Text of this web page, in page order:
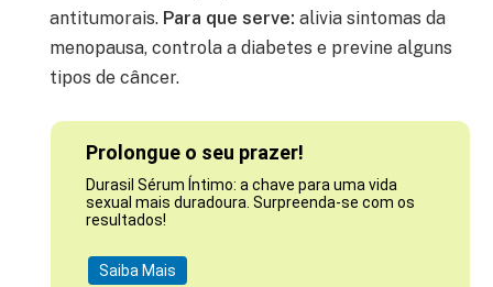
antitumorais. Para que serve: alivia sintomas da
menopausa, controla a diabetes e previne alguns
tipos de câncer.
Prolongue o seu prazer!
Durasil Sérum Íntimo: a chave para uma vida
sexual mais duradoura. Surpreenda-se com os
resultados!
Saiba Mais